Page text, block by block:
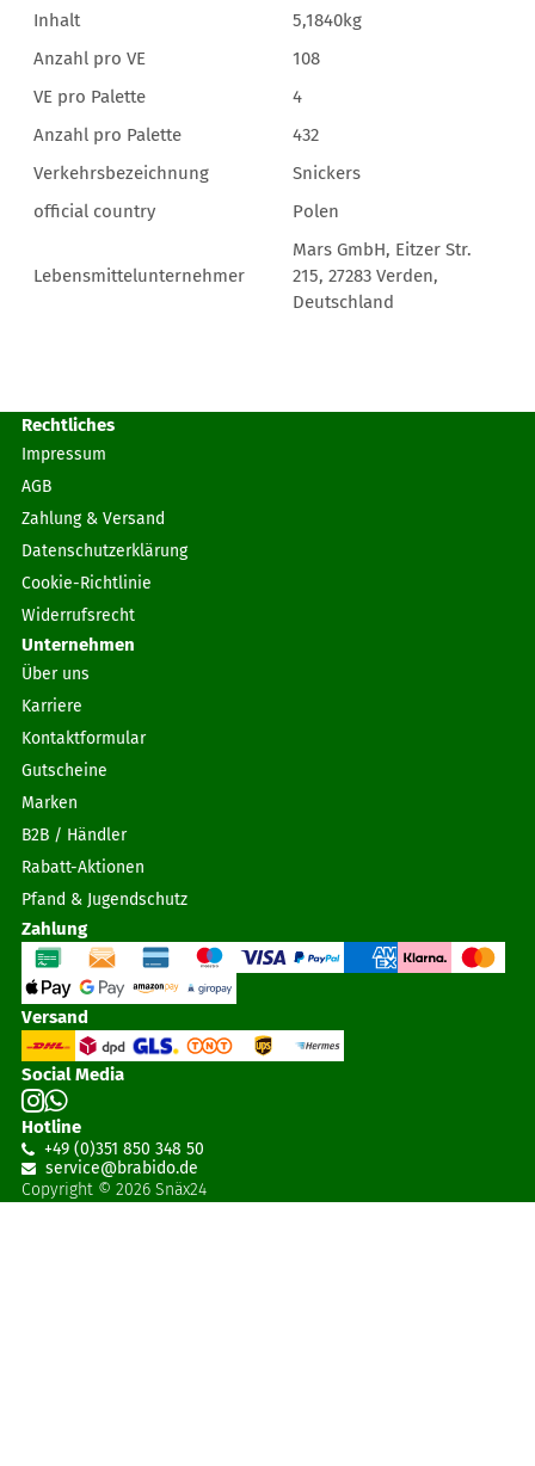
Inhalt
5,1840kg
Anzahl pro VE
108
VE pro Palette
4
Anzahl pro Palette
432
Verkehrsbezeichnung
Snickers
official country
Polen
Lebensmittelunternehmer
Mars GmbH, Eitzer Str.
215, 27283 Verden,
Deutschland
Rechtliches
Impressum
AGB
Zahlung & Versand
Datenschutzerklärung
Cookie-Richtlinie
Widerrufsrecht
Unternehmen
Über uns
Karriere
Kontaktformular
Gutscheine
Marken
B2B / Händler
Rabatt-Aktionen
Pfand & Jugendschutz
Zahlung
Versand
Social Media
Hotline
+49 (0)351 850 348 50
service@brabido.de
Copyright © 2026 Snäx24